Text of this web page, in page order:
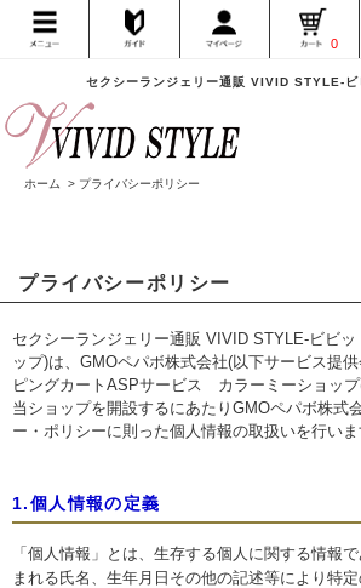
セクシーランジェリー通販 VIVID STYLE-ビ
0
ホーム > プライバシーポリシー
プライバシーポリシー
セクシーランジェリー通販 VIVID STYLE-ビビッ
ップ)は、 GMOペパボ株式会社(以下サービス提
ピングカートASPサービス カラーミーショップ
当ショップを開設するにあたりGMOペパボ株式
ー・ポリシーに則った個人情報の取扱いを行いま
1.個人情報の定義
「個人情報」とは、生存する個人に関する情報
まれる氏名、生年月日その他の記述等により特